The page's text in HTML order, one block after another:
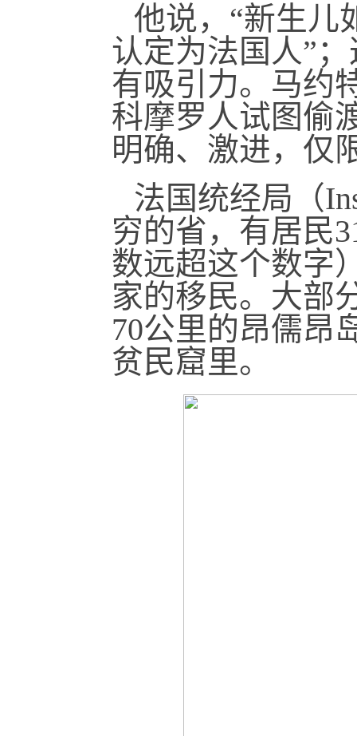
他说，“新生儿
认定为法国人”
有吸引力。马约
科摩罗人试图偷
明确、激进，仅
法国统经局（
穷的省，有居民
数远超这个数字
家的移民。大部
70公里的昂儒昂
贫民窟里。